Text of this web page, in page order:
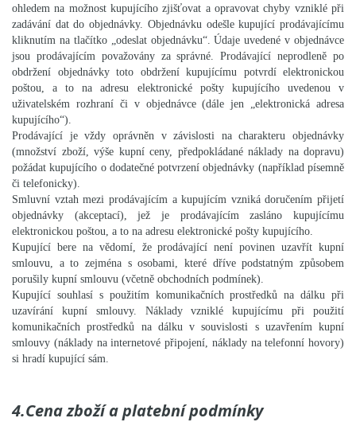
ohledem na možnost kupujícího zjišťovat a opravovat chyby vzniklé při
zadávání dat do objednávky. Objednávku odešle kupující prodávajícímu
kliknutím na tlačítko „odeslat objednávku“. Údaje uvedené v objednávce
jsou prodávajícím považovány za správné. Prodávající neprodleně po
obdržení objednávky toto obdržení kupujícímu potvrdí elektronickou
poštou, a to na adresu elektronické pošty kupujícího uvedenou v
uživatelském rozhraní či v objednávce (dále jen „elektronická adresa
kupujícího“).
Prodávající je vždy oprávněn v závislosti na charakteru objednávky
(množství zboží, výše kupní ceny, předpokládané náklady na dopravu)
požádat kupujícího o dodatečné potvrzení objednávky (například písemně
či telefonicky).
Smluvní vztah mezi prodávajícím a kupujícím vzniká doručením přijetí
objednávky (akceptací), jež je prodávajícím zasláno kupujícímu
elektronickou poštou, a to na adresu elektronické pošty kupujícího.
Kupující bere na vědomí, že prodávající není povinen uzavřít kupní
smlouvu, a to zejména s osobami, které dříve podstatným způsobem
porušily kupní smlouvu (včetně obchodních podmínek).
Kupující souhlasí s použitím komunikačních prostředků na dálku při
uzavírání kupní smlouvy. Náklady vzniklé kupujícímu při použití
komunikačních prostředků na dálku v souvislosti s uzavřením kupní
smlouvy (náklady na internetové připojení, náklady na telefonní hovory)
si hradí kupující sám.
4.Cena zboží a platební podmínky